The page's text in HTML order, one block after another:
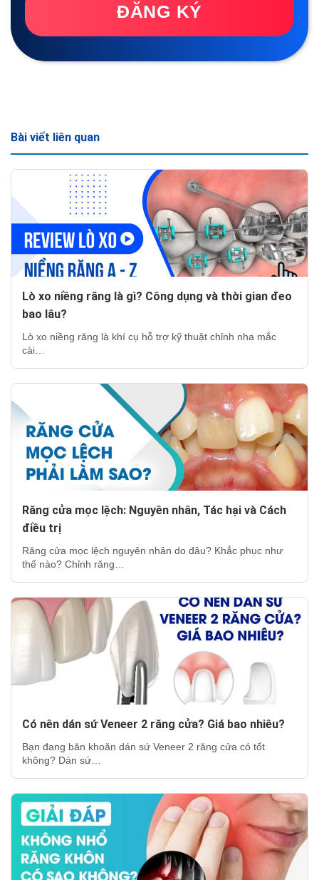
ĐĂNG KÝ
Bài viết liên quan
Lò xo niềng răng là gì? Công dụng và thời gian đeo
bao lâu?
Lò xo niềng răng là khí cụ hỗ trợ kỹ thuật chỉnh nha mắc
cài…
Răng cửa mọc lệch: Nguyên nhân, Tác hại và Cách
điều trị
Răng cửa mọc lệch nguyên nhân do đâu? Khắc phục như
thế nào? Chỉnh răng…
Có nên dán sứ Veneer 2 răng cửa? Giá bao nhiêu?
Bạn đang băn khoăn dán sứ Veneer 2 răng cửa có tốt
không? Dán sứ…